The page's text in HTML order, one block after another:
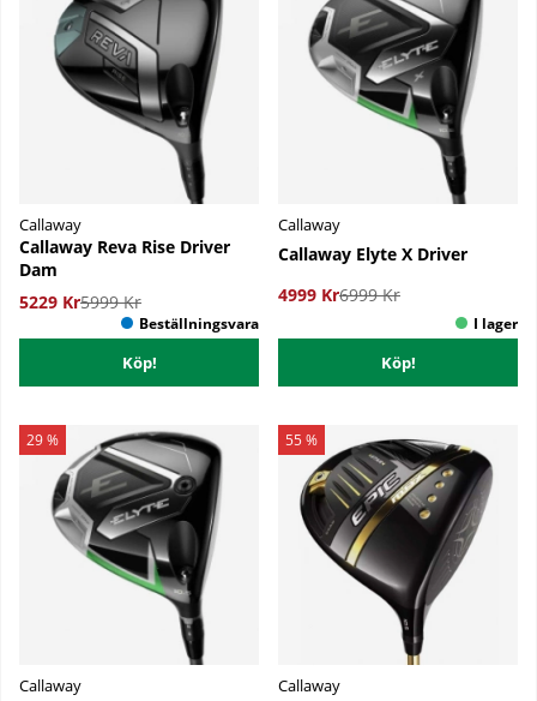
Callaway
Callaway Reva Rise Driver
Dam
5229 Kr5999 Kr
Köp!
Callaway
Callaway Elyte X Driver
4999 Kr6999 Kr
Köp!
29 %
Callaway
55 %
Callaway